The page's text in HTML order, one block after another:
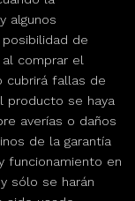
algunos
de
comprar el
cubrirá fallas de
producto se haya
averías o daños
de la garantía
funcionamiento en
sólo se harán